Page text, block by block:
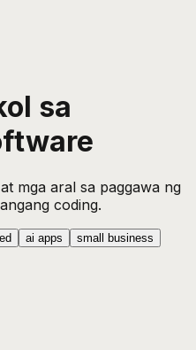
sa
mga aral sa paggawa ng
coding.
ai apps
small business